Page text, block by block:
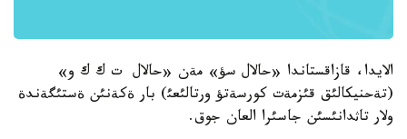
الايدا، قازاقستاندا «حالال سؤ» مةن «حالال ت ك ك و»
(تةحنيكالئق قئزمةت كورسةتؤ ورتالئعئ) بار ةكةنئن ةستئگةندة
ولار تاثدانئسئن جاسئرا العان جوق.